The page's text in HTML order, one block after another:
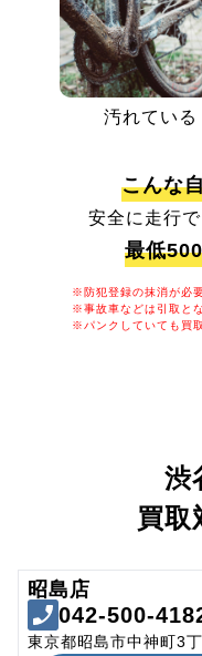
汚れている
こんな
安全に走行
最低
※防犯登録の抹消が必要
※事故車などは引取と
※パンクしていても買
渋
買取
昭島店
042-500-
東京都昭島市中神町3